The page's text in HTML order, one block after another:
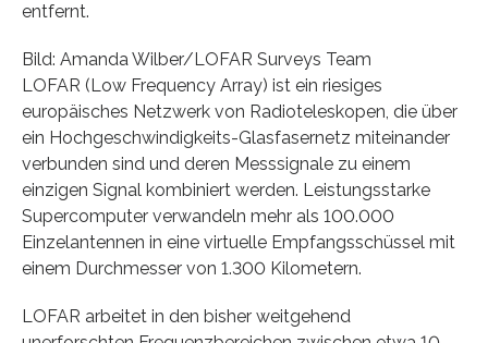
entfernt.
Bild: Amanda Wilber/LOFAR Surveys Team
LOFAR (Low Frequency Array) ist ein riesiges
europäisches Netzwerk von Radioteleskopen, die über
ein Hochgeschwindigkeits-Glasfasernetz miteinander
verbunden sind und deren Messsignale zu einem
einzigen Signal kombiniert werden. Leistungsstarke
Supercomputer verwandeln mehr als 100.000
Einzelantennen in eine virtuelle Empfangsschüssel mit
einem Durchmesser von 1.300 Kilometern.
LOFAR arbeitet in den bisher weitgehend